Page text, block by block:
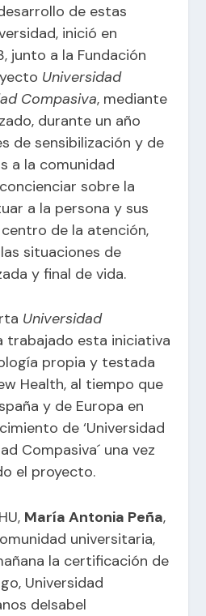
de estas
inició en
junto a la Fundación
Universidad
Compasiva, mediante
durante un año
de sensibilización y de
a la comunidad
sobre la
a la persona y sus
de la atención,
situaciones de
y final de vida.
Universidad
trabajado esta iniciativa
propia y testada
Health, al tiempo que
y de Europa en
de ‘Universidad
Compasiva´ una vez
el proyecto.
María Antonia Peña,
universitaria,
la certificación de
Universidad
deIsabel